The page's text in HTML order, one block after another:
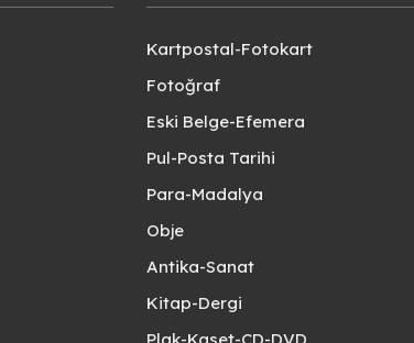
Kartpostal-Fotokart
Fotoğraf
Eski Belge-Efemera
Pul-Posta Tarihi
Para-Madalya
Obje
Antika-Sanat
Kitap-Dergi
Plak-Kaset-CD-DVD